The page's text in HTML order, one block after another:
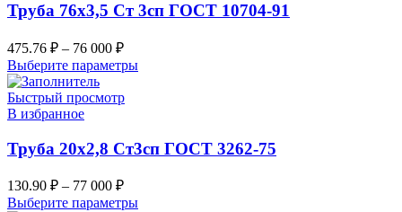
Труба 76х3,5 Ст 3сп ГОСТ 10704-91
475.76 ₽ – 76 000 ₽
Выберите параметры
Быстрый просмотр
В избранное
Труба 20х2,8 Ст3сп ГОСТ 3262-75
130.90 ₽ – 77 000 ₽
Выберите параметры